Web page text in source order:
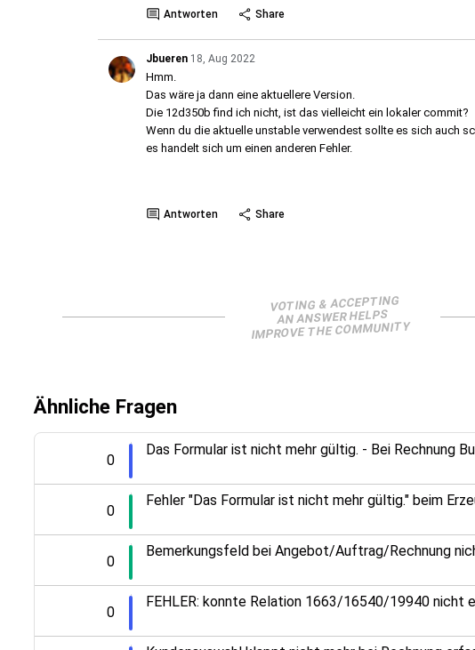
Antworten Share
Jbueren 18, Aug 2022
Hmm.
Das wäre ja dann eine aktuellere Version.
Die 12d350b find ich nicht, ist das vielleicht ein lokaler commit?
Wenn du die aktuelle unstable verwendest sollte es sich auch
es handelt sich um einen anderen Fehler.
Antworten Share
VOTING & ACCEPTING
AN ANSWER HELPS
IMPROVE THE COMMUNITY
Ähnliche Fragen
0
Das Formular ist nicht mehr gültig. - Bei Rechnung
0
Fehler "Das Formular ist nicht mehr gültig." beim
0
Bemerkungsfeld bei Angebot/Auftrag/Rechnung
0
FEHLER: konnte Relation 1663/16540/19940